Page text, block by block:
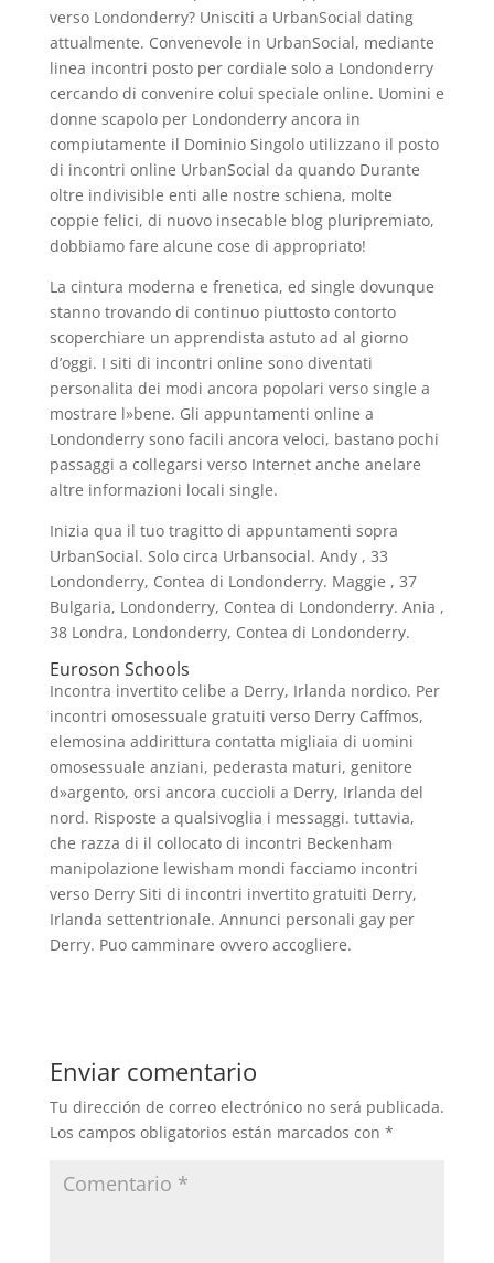
verso Londonderry? Unisciti a UrbanSocial dating
attualmente. Convenevole in UrbanSocial, mediante
linea incontri posto per cordiale solo a Londonderry
cercando di convenire colui speciale online. Uomini e
donne scapolo per Londonderry ancora in
compiutamente il Dominio Singolo utilizzano il posto
di incontri online UrbanSocial da quando Durante
oltre indivisible enti alle nostre schiena, molte
coppie felici, di nuovo insecable blog pluripremiato,
dobbiamo fare alcune cose di appropriato!
La cintura moderna e frenetica, ed single dovunque
stanno trovando di continuo piuttosto contorto
scoperchiare un apprendista astuto ad al giorno
d’oggi. I siti di incontri online sono diventati
personalita dei modi ancora popolari verso single a
mostrare l»bene. Gli appuntamenti online a
Londonderry sono facili ancora veloci, bastano pochi
passaggi a collegarsi verso Internet anche anelare
altre informazioni locali single.
Inizia qua il tuo tragitto di appuntamenti sopra
UrbanSocial. Solo circa Urbansocial. Andy , 33
Londonderry, Contea di Londonderry. Maggie , 37
Bulgaria, Londonderry, Contea di Londonderry. Ania ,
38 Londra, Londonderry, Contea di Londonderry.
Euroson Schools
Incontra invertito celibe a Derry, Irlanda nordico. Per
incontri omosessuale gratuiti verso Derry Caffmos,
elemosina addirittura contatta migliaia di uomini
omosessuale anziani, pederasta maturi, genitore
d»argento, orsi ancora cuccioli a Derry, Irlanda del
nord. Risposte a qualsivoglia i messaggi. tuttavia,
che razza di il collocato di incontri Beckenham
manipolazione lewisham mondi facciamo incontri
verso Derry Siti di incontri invertito gratuiti Derry,
Irlanda settentrionale. Annunci personali gay per
Derry. Puo camminare ovvero accogliere.
Enviar comentario
Tu dirección de correo electrónico no será publicada.
Los campos obligatorios están marcados con *